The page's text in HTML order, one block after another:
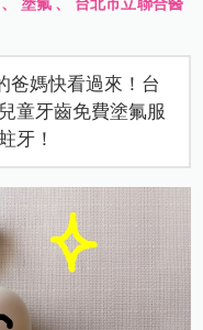
爸媽快看過來！台
童牙齒免費塗氟服
牙！